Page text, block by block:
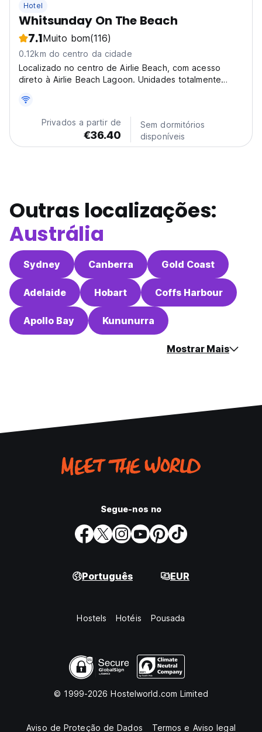
Hotel
Whitsunday On The Beach
7.1Muito bom(116)
0.12km do centro da cidade
Localizado no centro de Airlie Beach, com acesso
direto à Airlie Beach Lagoon. Unidades totalmente
Privados a partir de
€36.40
Sem dormitórios
disponíveis
Outras localizações:
Austrália
Sydney Canberra Gold Coast
Adelaide Hobart Coffs Harbour
Apollo Bay Kununurra
Mostrar Mais
Segue-nos no
Português EUR
Hostels Hotéis Pousada
© 1999-2026 Hostelworld.com Limited
Aviso de Proteção de Dados Termos e Aviso legal